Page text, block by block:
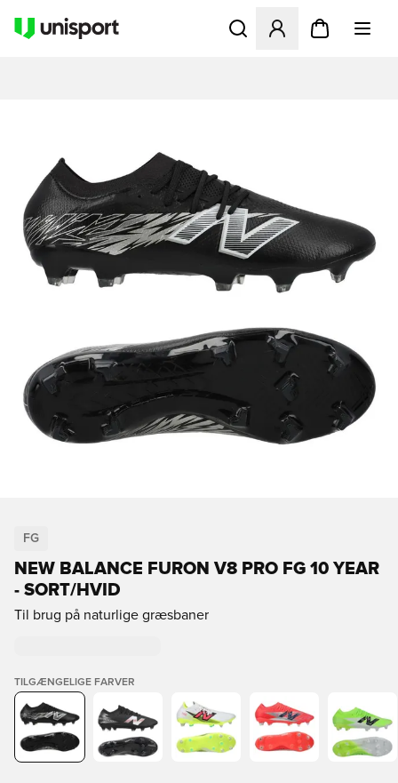
Åbner en Modal til at
FG
NEW BALANCE FURON V8 PRO FG 10 YEAR
- SORT/HVID
Til brug på naturlige græsbaner
TILGÆNGELIGE FARVER